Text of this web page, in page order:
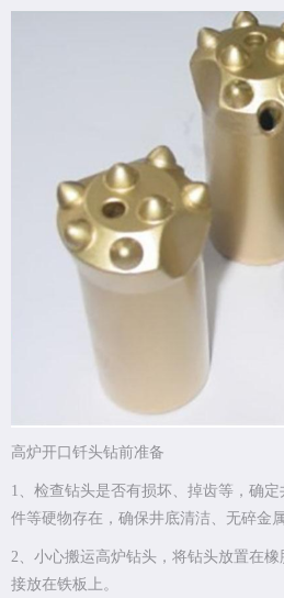
高炉开口钎头钻前准备
1、检查钻头是否有损坏、掉齿等，确
件等硬物存在，确保井底清洁、无碎金属
2、小心搬运高炉钻头，将钻头放置在
接放在铁板上。